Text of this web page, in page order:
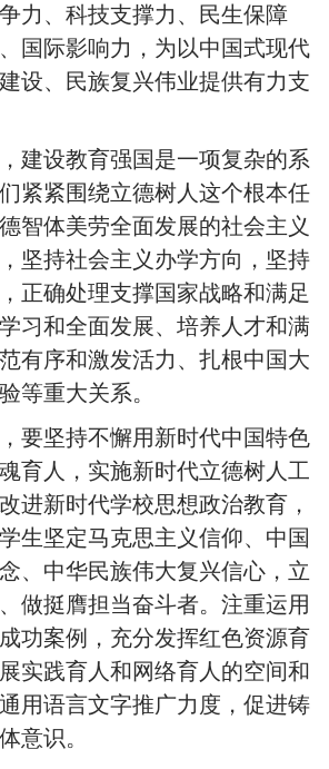
力、科技支撑力、民生保障
国际影响力，为以中国式现代
设、民族复兴伟业提供有力支
设教育强国是一项复杂的系
紧紧围绕立德树人这个根本任
智体美劳全面发展的社会主义
坚持社会主义办学方向，坚持
正确处理支撑国家战略和满足
习和全面发展、培养人才和满
有序和激发活力、扎根中国大
等重大关系。
坚持不懈用新时代中国特色
育人，实施新时代立德树人工
进新时代学校思想政治教育，
生坚定马克思主义信仰、中国
、中华民族伟大复兴信心，立
做挺膺担当奋斗者。注重运用
功案例，充分发挥红色资源育
实践育人和网络育人的空间和
用语言文字推广力度，促进铸
意识。